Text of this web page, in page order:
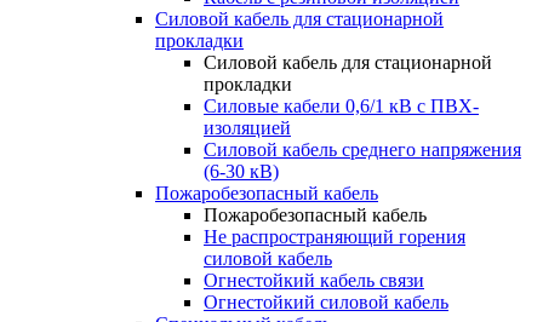
Силовой кабель для стационарной
прокладки
Силовой кабель для стационарной
прокладки
Силовые кабели 0,6/1 кВ с ПВХ-
изоляцией
Силовой кабель среднего напряжения
(6-30 кВ)
Пожаробезопасный кабель
Пожаробезопасный кабель
Не распространяющий горения
силовой кабель
Огнестойкий кабель связи
Огнестойкий силовой кабель